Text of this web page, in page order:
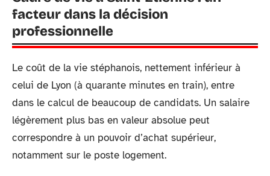
facteur dans la décision
professionnelle
Le coût de la vie stéphanois, nettement inférieur à
celui de Lyon (à quarante minutes en train), entre
dans le calcul de beaucoup de candidats. Un salaire
légèrement plus bas en valeur absolue peut
correspondre à un pouvoir d’achat supérieur,
notamment sur le poste logement.